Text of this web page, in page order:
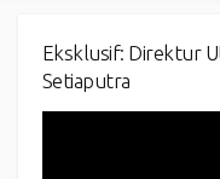
Eksklusif: Direktur
Setiaputra